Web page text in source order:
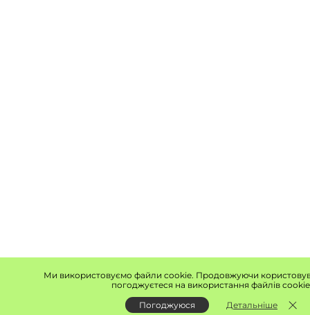
Ми використовуємо файли cookie. Продовжуючи
погоджуєтеся на використання файлів
Погоджуюся
Детальніше